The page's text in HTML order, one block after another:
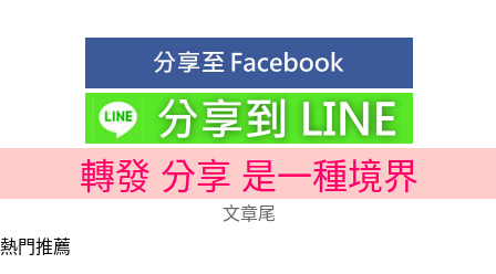
轉發 分享 是一種境界
文章尾
熱門推薦